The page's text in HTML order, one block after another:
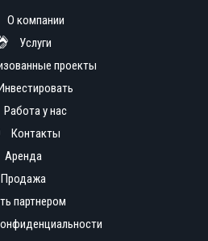
О компании
Услуги
проекты
Работа у нас
Контакты
Аренда
Продажа
партнером